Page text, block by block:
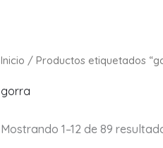
Inicio / Productos etiquetados
gorra
Mostrando 1–12 de 89